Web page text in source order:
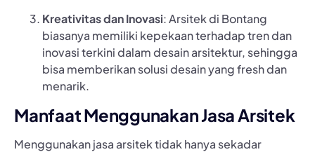
Kreativitas dan Inovasi: Arsitek di Bontang
biasanya memiliki kepekaan terhadap tren dan
inovasi terkini dalam desain arsitektur, sehingga
bisa memberikan solusi desain yang fresh dan
menarik.
Manfaat Menggunakan Jasa Arsitek
Menggunakan jasa arsitek tidak hanya sekadar